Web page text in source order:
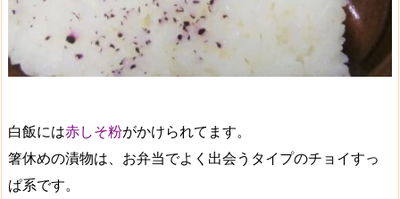
白飯には赤しそ粉がかけられてます。
箸休めの漬物は、お弁当でよく出会うタイプのチョイすっ
ぱ系です。